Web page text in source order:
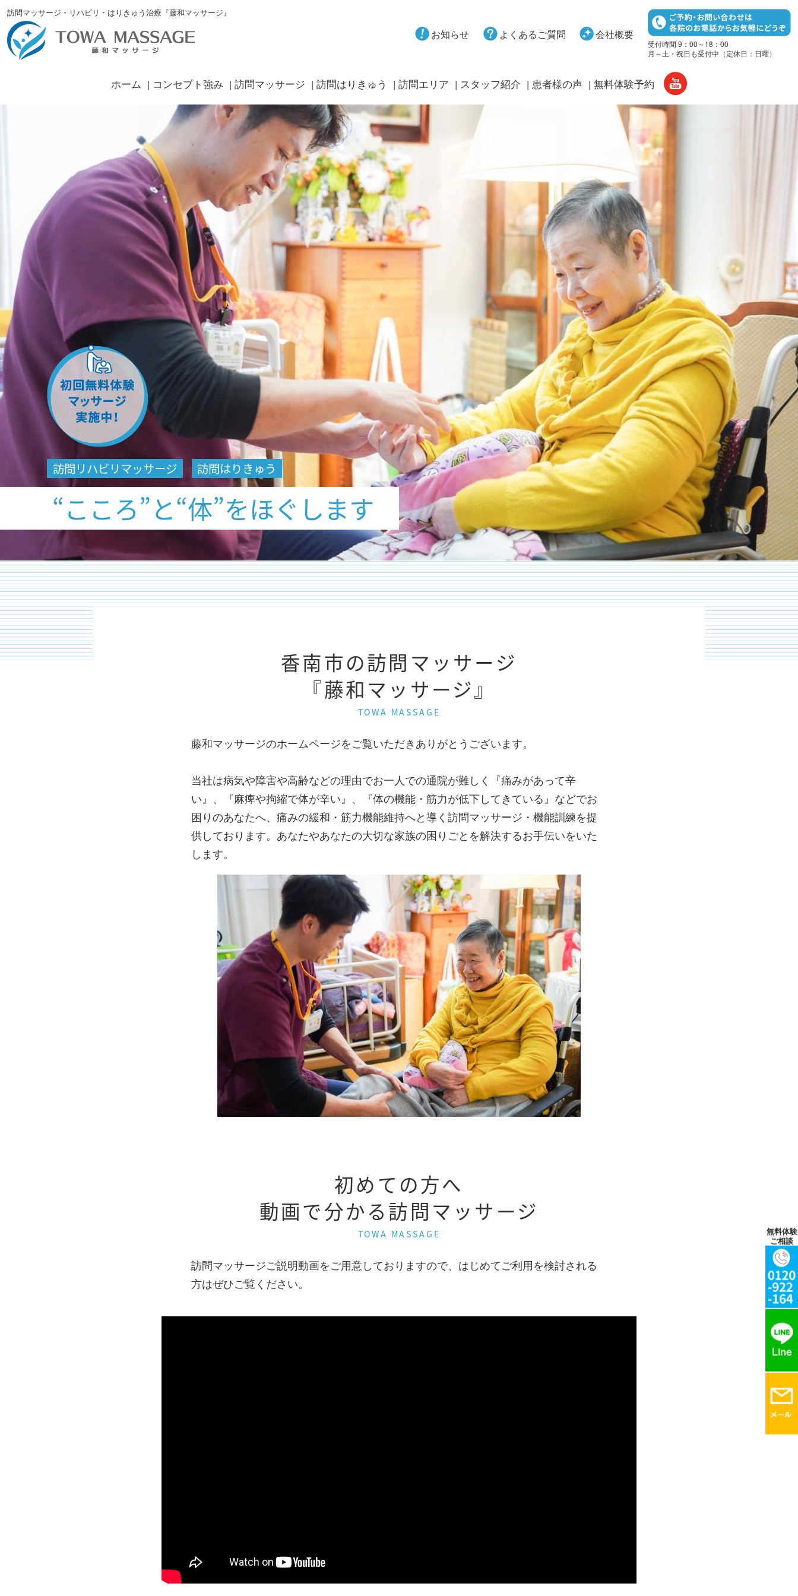
無料体験
ご相談
訪問マッサージ・リハビリ・はりきゅう治療『藤和マッサージ』
お知らせ よくあるご質問 会社概要
受付時間 9：00～18：00
月～土・祝日も受付中（定休日：日曜）
ホーム コンセプト強み 訪問マッサージ 訪問はりきゅう 訪問エリア スタッフ紹介 患者様の声 無料体験予約
訪問リハビリマッサージ 訪問はりきゅう
“こころ”と“体”をほぐします
香南市の訪問マッサージ
『藤和マッサージ』
TOWA MASSAGE
藤和マッサージのホームページをご覧いただきありがとうございます。
当社は病気や障害や高齢などの理由でお一人での通院が難しく『痛みがあって辛
い』、『麻痺や拘縮で体が辛い』、『体の機能・筋力が低下してきている』などでお
困りのあなたへ、痛みの緩和・筋力機能維持へと導く訪問マッサージ・機能訓練を提
供しております。あなたやあなたの大切な家族の困りごとを解決するお手伝いをいた
します。
初めての方へ
動画で分かる訪問マッサージ
TOWA MASSAGE
訪問マッサージご説明動画をご用意しておりますので、はじめてご利用を検討される
方はぜひご覧ください。